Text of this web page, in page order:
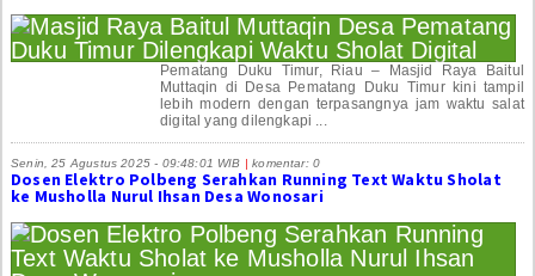
Pematang Duku Timur, Riau – Masjid Raya Baitul
Muttaqin di Desa Pematang Duku Timur kini tampil
lebih modern dengan terpasangnya jam waktu salat
digital yang dilengkapi ...
Senin, 25 Agustus 2025 - 09:48:01 WIB | komentar: 0
Dosen Elektro Polbeng Serahkan Running Text Waktu Sholat
ke Musholla Nurul Ihsan Desa Wonosari